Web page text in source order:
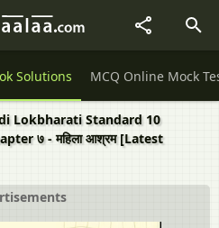
Solutions MCQ Online Mock
Lokbharati Standard 10
७ - महिला आश्रम [Latest